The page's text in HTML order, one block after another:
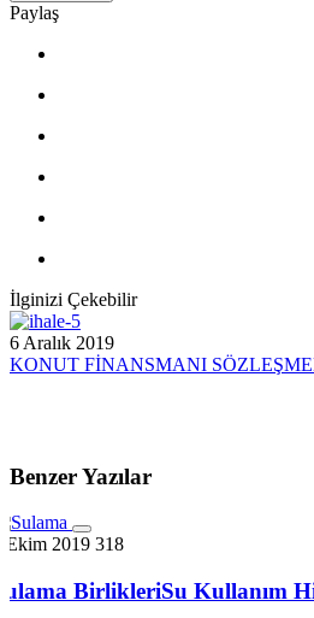
Paylaş
İlginizi Çekebilir
6 Aralık 2019
KONUT FİNANSMANI
Benzer Yazılar
Ekim 2019 318
BirlikleriSu Kullanım